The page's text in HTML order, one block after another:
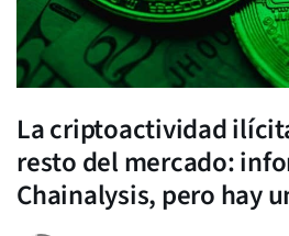
La criptoactividad
resto del mercado:
Chainalysis, pero hay